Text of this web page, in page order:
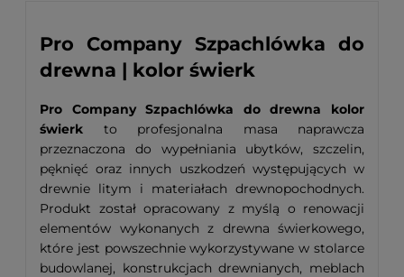
Pro Company Szpachlówka do
drewna | kolor świerk
Pro Company Szpachlówka do drewna kolor
świerk to profesjonalna masa naprawcza
przeznaczona do wypełniania ubytków, szczelin,
pęknięć oraz innych uszkodzeń występujących w
drewnie litym i materiałach drewnopochodnych.
Produkt został opracowany z myślą o renowacji
elementów wykonanych z drewna świerkowego,
które jest powszechnie wykorzystywane w stolarce
budowlanej, konstrukcjach drewnianych, meblach